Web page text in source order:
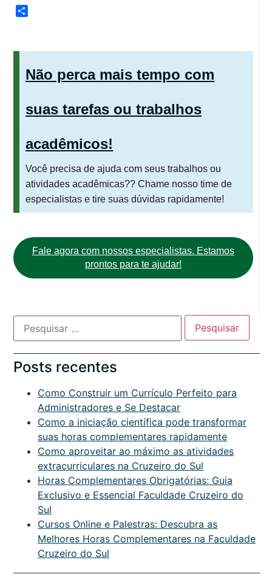
Não perca mais tempo com
suas tarefas ou trabalhos
acadêmicos!
Você precisa de ajuda com seus trabalhos ou
atividades acadêmicas?? Chame nosso time de
especialistas e tire suas dúvidas rapidamente!
Fale agora com nossos especialistas. Estamos
prontos para te ajudar!
Posts recentes
Como Construir um Currículo Perfeito para
Administradores e Se Destacar
Como a iniciação científica pode transformar
suas horas complementares rapidamente
Como aproveitar ao máximo as atividades
extracurriculares na Cruzeiro do Sul
Horas Complementares Obrigatórias: Guia
Exclusivo e Essencial Faculdade Cruzeiro do
Sul
Cursos Online e Palestras: Descubra as
Melhores Horas Complementares na Faculdade
Cruzeiro do Sul